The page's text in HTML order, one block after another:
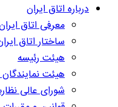
درباره اتاق ایران
معرفی اتاق
ساختار اتاق
هیئت رئیسه
هیئت نمایندگان
شورای عالی